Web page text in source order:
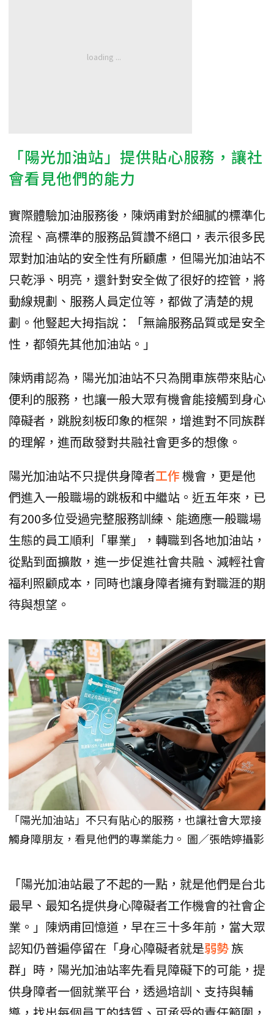
「陽光加油站」提供貼心服務，讓社
會看見他們的能力
實際體驗加油服務後，陳炳甫對於細膩的標準化
流程、高標準的服務品質讚不絕口，表示很多民
眾對加油站的安全性有所顧慮，但陽光加油站不
只乾淨、明亮，還針對安全做了很好的控管，將
動線規劃、服務人員定位等，都做了清楚的規
劃。他豎起大拇指說：「無論服務品質或是安全
性，都領先其他加油站。」
陳炳甫認為，陽光加油站不只為開車族帶來貼心
便利的服務，也讓一般大眾有機會能接觸到身心
障礙者，跳脫刻板印象的框架，增進對不同族群
的理解，進而啟發對共融社會更多的想像。
陽光加油站不只提供身障者工作機會，更是他
們進入一般職場的跳板和中繼站。近五年來，已
有200多位受過完整服務訓練、能適應一般職場
生態的員工順利「畢業」，轉職到各地加油站，
從點到面擴散，進一步促進社會共融、減輕社會
福利照顧成本，同時也讓身障者擁有對職涯的期
待與想望。
「陽光加油站」不只有貼心的服務，也讓社會大眾接
觸身障朋友，看見他們的專業能力。 圖／張皓婷攝影
「陽光加油站最了不起的一點，就是他們是台北
最早、最知名提供身心障礙者工作機會的社會企
業。」陳炳甫回憶道，早在三十多年前，當大眾
認知仍普遍停留在「身心障礙者就是弱勢族
群」時，陽光加油站率先看見障礙下的可能，提
供身障者一個就業平台，透過培訓、支持與輔